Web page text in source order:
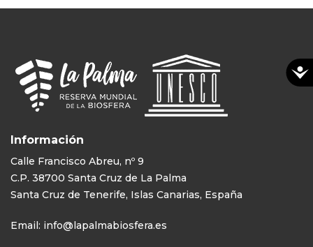
Información
Calle Francisco Abreu, nº 9
C.P. 38700 Santa Cruz de La Palma
Santa Cruz de Tenerife, Islas Canarias, España
Email: info@lapalmabiosfera.es